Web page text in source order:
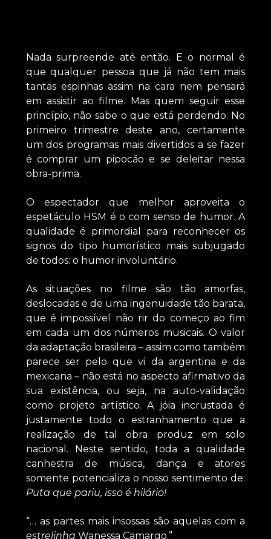
Nada surpreende até então. E o normal é
que qualquer pessoa que já não tem mais
tantas espinhas assim na cara nem pensará
em assistir ao filme. Mas quem seguir esse
princípio, não sabe o que está perdendo. No
primeiro trimestre deste ano, certamente
um dos programas mais divertidos a se fazer
é comprar um pipocão e se deleitar nessa
obra-prima.
O espectador que melhor aproveita o
espetáculo HSM é o com senso de humor. A
qualidade é primordial para reconhecer os
signos do tipo humorístico mais subjugado
de todos: o humor involuntário.
As situações no filme são tão amorfas,
deslocadas e de uma ingenuidade tão barata,
que é impossível não rir do começo ao fim
em cada um dos números musicais. O valor
da adaptação brasileira – assim como também
parece ser pelo que vi da argentina e da
mexicana – não está no aspecto afirmativo da
sua existência, ou seja, na auto-validação
como projeto artístico. A jóia incrustada é
justamente todo o estranhamento que a
realização de tal obra produz em solo
nacional. Neste sentido, toda a qualidade
canhestra de música, dança e atores
somente potencializa o nosso sentimento de:
Puta que pariu, isso é hilário!
“… as partes mais insossas são aquelas com a
estrelinha Wanessa Camargo.”